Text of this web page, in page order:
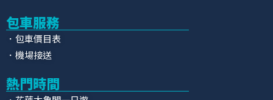
包車服務
．包車價目表
．機場接送
熱門時間